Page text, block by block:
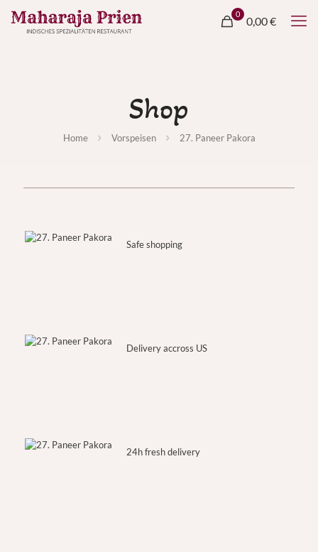
0
0,00 €
Shop
Home Vorspeisen 27. Paneer Pakora
Safe shopping
Delivery accross US
24h fresh delivery